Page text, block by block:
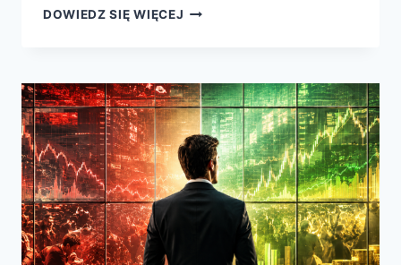
DOWIEDZ SIĘ WIĘCEJ